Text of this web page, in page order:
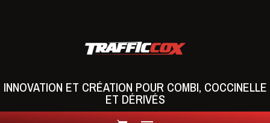
INNOVATION ET CRÉATION POUR COMBI, COCCINELLE
ET DÉRIVÉS